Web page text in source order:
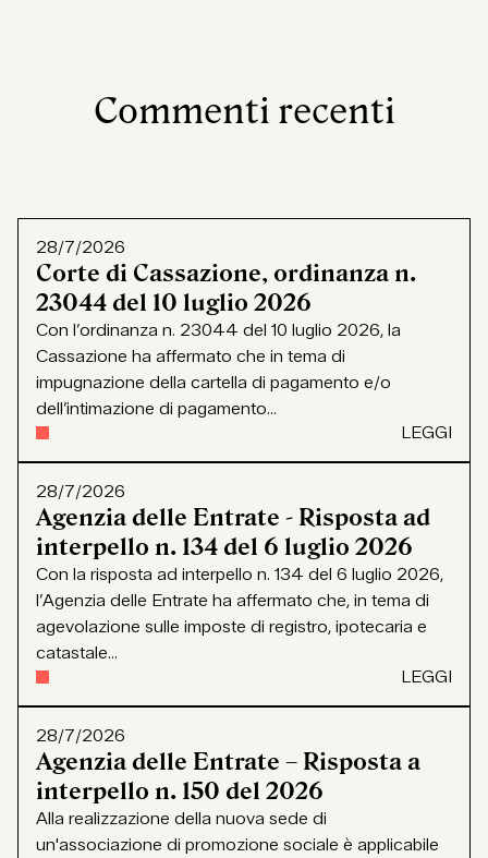
Commenti recenti
28/7/2026
Corte di Cassazione, ordinanza n.
23044 del 10 luglio 2026
Con l’ordinanza n. 23044 del 10 luglio 2026, la
Cassazione ha affermato che in tema di
impugnazione della cartella di pagamento e/o
dell’intimazione di pagamento...
LEGGI
28/7/2026
Agenzia delle Entrate - Risposta ad
interpello n. 134 del 6 luglio 2026
Con la risposta ad interpello n. 134 del 6 luglio 2026,
l’Agenzia delle Entrate ha affermato che, in tema di
agevolazione sulle imposte di registro, ipotecaria e
catastale...
LEGGI
28/7/2026
Agenzia delle Entrate – Risposta a
interpello n. 150 del 2026
Alla realizzazione della nuova sede di
un'associazione di promozione sociale è applicabile